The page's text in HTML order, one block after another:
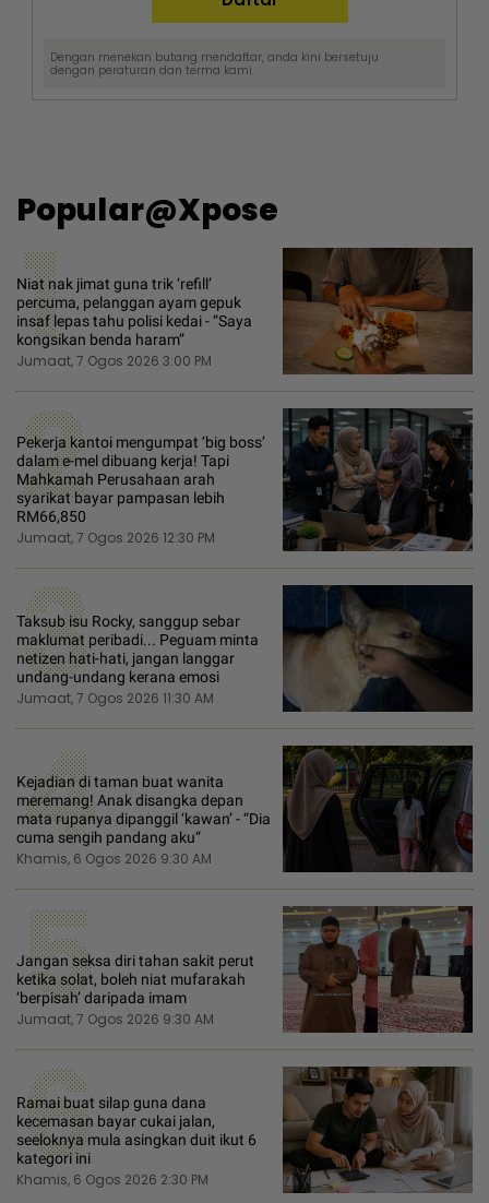
Dengan menekan butang mendaftar, anda kini bersetuju
dengan peraturan dan terma kami.
Popular@Xpose
1
Niat nak jimat guna trik ‘refill’
percuma, pelanggan ayam gepuk
insaf lepas tahu polisi kedai - “Saya
kongsikan benda haram”
Jumaat, 7 Ogos 2026 3:00 PM
2
Pekerja kantoi mengumpat ‘big boss’
dalam e-mel dibuang kerja! Tapi
Mahkamah Perusahaan arah
syarikat bayar pampasan lebih
RM66,850
Jumaat, 7 Ogos 2026 12:30 PM
3
Taksub isu Rocky, sanggup sebar
maklumat peribadi... Peguam minta
netizen hati-hati, jangan langgar
undang-undang kerana emosi
Jumaat, 7 Ogos 2026 11:30 AM
4
Kejadian di taman buat wanita
meremang! Anak disangka depan
mata rupanya dipanggil ‘kawan’ - “Dia
cuma sengih pandang aku“
Khamis, 6 Ogos 2026 9:30 AM
5
Jangan seksa diri tahan sakit perut
ketika solat, boleh niat mufarakah
‘berpisah’ daripada imam
Jumaat, 7 Ogos 2026 9:30 AM
6
Ramai buat silap guna dana
kecemasan bayar cukai jalan,
seeloknya mula asingkan duit ikut 6
kategori ini
Khamis, 6 Ogos 2026 2:30 PM